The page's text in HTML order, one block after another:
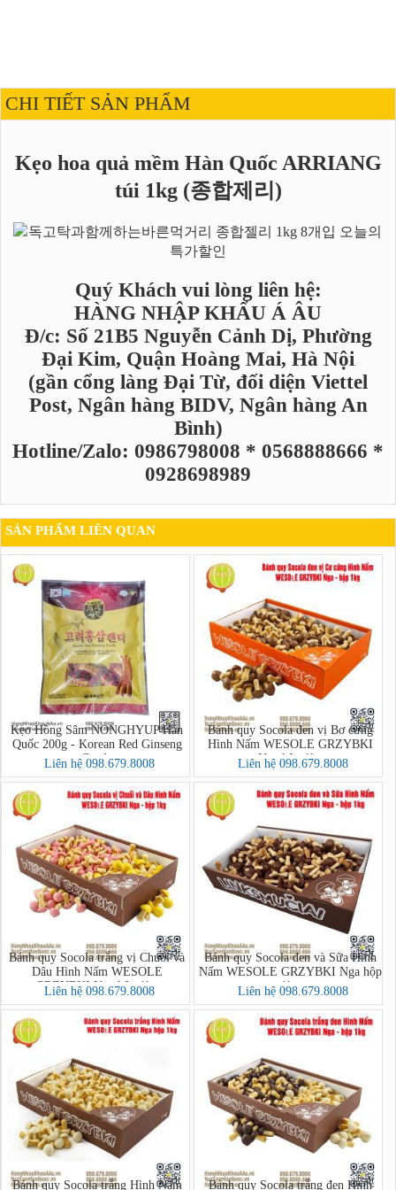
CHI TIẾT SẢN PHẨM
Kẹo hoa quả mềm Hàn Quốc ARRIANG
túi 1kg (종합제리)
Quý Khách vui lòng liên hệ:
HÀNG NHẬP KHẨU Á ÂU
Đ/c: Số 21B5 Nguyễn Cảnh Dị, Phường
Đại Kim, Quận Hoàng Mai, Hà Nội
(gần cổng làng Đại Từ, đối diện Viettel
Post, Ngân hàng BIDV, Ngân hàng An
Bình)
Hotline/Zalo: 0986798008 * 0568888666 *
0928698989
SẢN PHẨM LIÊN QUAN
Kẹo Hồng Sâm NONGHYUP Hàn
Quốc 200g - Korean Red Ginseng
Candy
Liên hệ 098.679.8008
Bánh quy Socola đen vị Bơ cứng
Hình Nấm WESOLE GRZYBKI
Nga hộp 1kg
Liên hệ 098.679.8008
Bánh quy Socola trắng vị Chuối và
Dâu Hình Nấm WESOLE
GRZYBKI Nga hộp 1kg
Liên hệ 098.679.8008
Bánh quy Socola đen và Sữa Hình
Nấm WESOLE GRZYBKI Nga hộp
1kg
Liên hệ 098.679.8008
Bánh quy Socola trắng Hình Nấm Bánh quy Socola trắng đen Hình